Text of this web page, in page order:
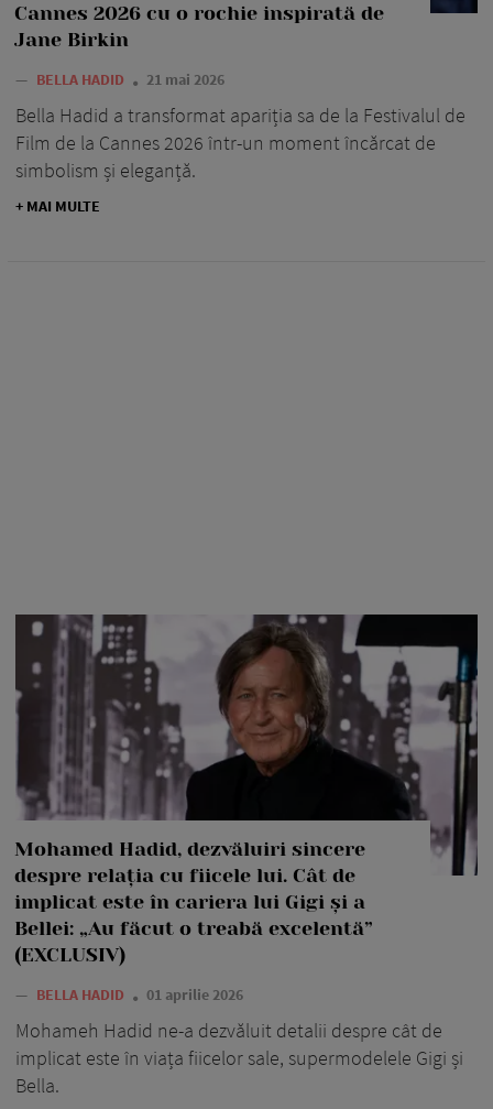
Cannes 2026 cu o rochie inspirată de
Jane Birkin
— BELLA HADID 21 mai 2026
Bella Hadid a transformat apariția sa de la Festivalul de
Film de la Cannes 2026 într-un moment încărcat de
simbolism și eleganță.
+ MAI MULTE
Mohamed Hadid, dezvăluiri sincere
despre relația cu fiicele lui. Cât de
implicat este în cariera lui Gigi și a
Bellei: „Au făcut o treabă excelentă”
(EXCLUSIV)
— BELLA HADID 01 aprilie 2026
Mohameh Hadid ne-a dezvăluit detalii despre cât de
implicat este în viața fiicelor sale, supermodelele Gigi și
Bella.